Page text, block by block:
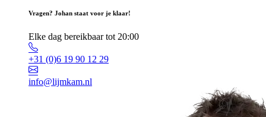
Vragen? Johan staat voor je klaar!
Elke dag bereikbaar tot 20:00
+31 (0)6 19 90 12 29
info@lijmkam.nl